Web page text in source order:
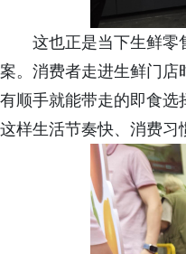
这也正是当下生鲜
案。消费者走进生鲜门店
有顺手就能带走的即食选
这样生活节奏快、消费习